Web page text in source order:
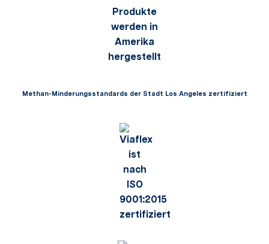
Methan-Minderungsstandards der Stadt Los Angeles zertifiziert